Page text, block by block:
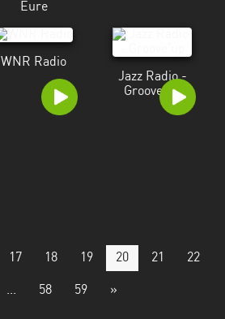
Eure
WNR Radio
Jazz Radio -
Groove'up
17 18 19 20 21 22
... 58 59 »